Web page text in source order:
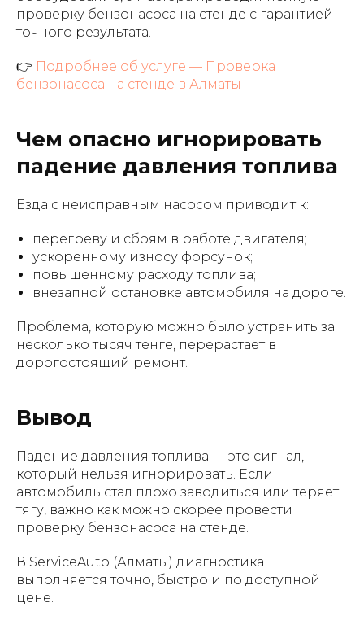
проверку бензонасоса на стенде с гарантией
точного результата.
👉 Подробнее об услуге — Проверка
бензонасоса на стенде в Алматы
Чем опасно игнорировать
падение давления топлива
Езда с неисправным насосом приводит к:
перегреву и сбоям в работе двигателя;
ускоренному износу форсунок;
повышенному расходу топлива;
внезапной остановке автомобиля на дороге.
Проблема, которую можно было устранить за
несколько тысяч тенге, перерастает в
дорогостоящий ремонт.
Вывод
Падение давления топлива — это сигнал,
который нельзя игнорировать. Если
автомобиль стал плохо заводиться или теряет
тягу, важно как можно скорее провести
проверку бензонасоса на стенде.
В ServiceAuto (Алматы) диагностика
выполняется точно, быстро и по доступной
цене.